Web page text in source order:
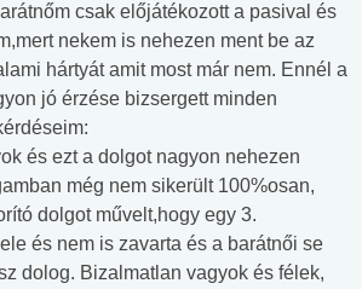
csak előjátékozott a pasival és
nekem is nehezen ment be az
hártyát amit most már nem. Ennél a
jó érzése bizsergett minden
és ezt a dolgot nagyon nehezen
még nem sikerült 100%osan,
dolgot művelt,hogy egy 3.
és nem is zavarta és a barátnői se
dolog. Bizalmatlan vagyok és félek,